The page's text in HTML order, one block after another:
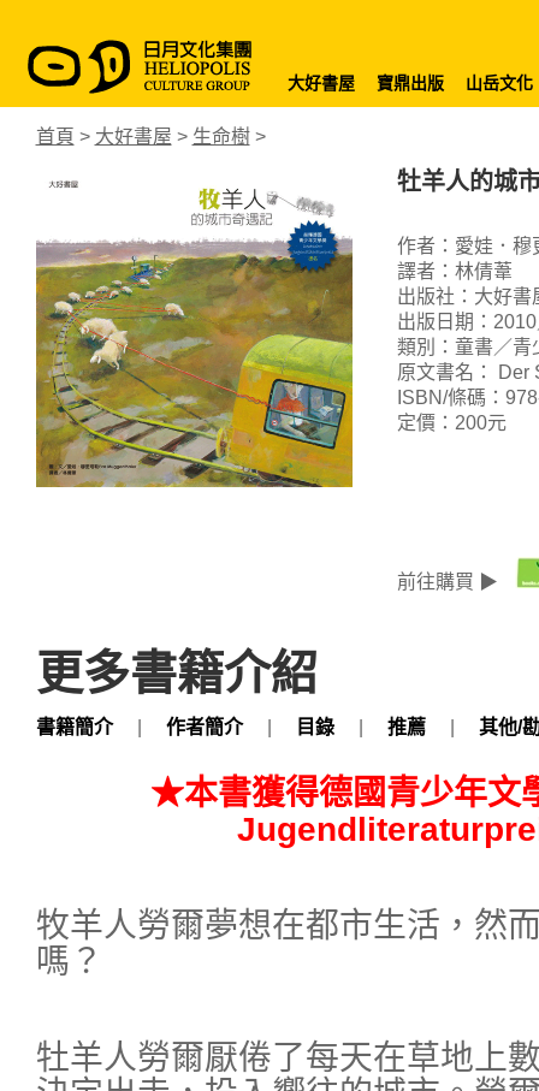
大好書屋 寶鼎出版 山岳文化
首頁 > 大好書屋 > 生命樹>
牡羊人的城
作者：愛娃．穆
譯者：林倩葦
出版社：大好書
出版日期：
類別：童書／青
原文書名： Der
ISBN/條碼：
定價：200元
前往購買 ▶
更多書籍介紹
書籍簡介 作者簡介 目錄 推薦 其他/
★本書獲得德國青少年文
牧羊人勞爾夢想在都市生活，然
嗎？
牡羊人勞爾厭倦了每天在草地上